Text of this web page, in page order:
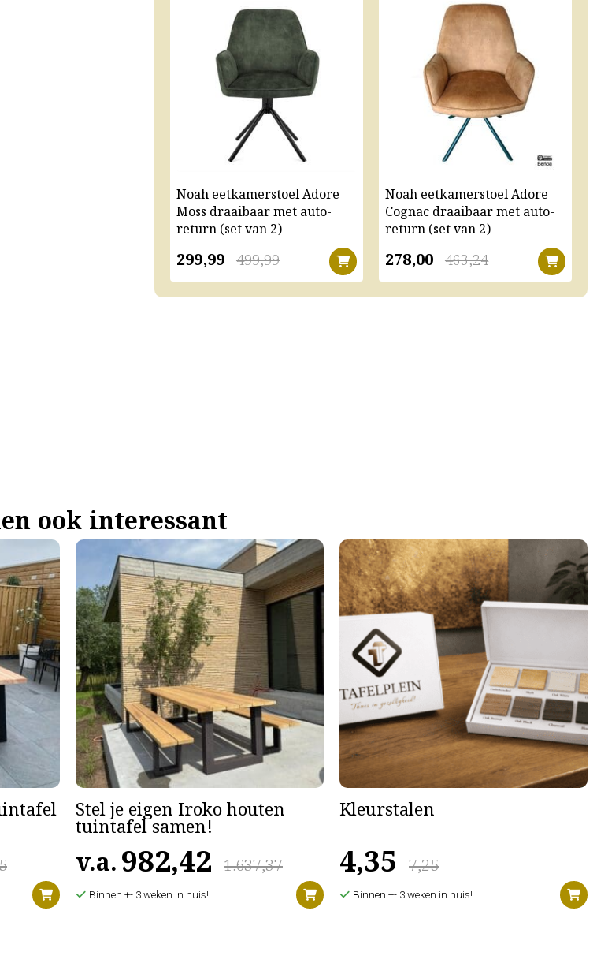
Noah eetkamerstoel Adore
Moss draaibaar met auto-
return (set van 2)
499,99
299,99
Noah eetkamerstoel Adore
Cognac draaibaar met auto-
return (set van 2)
463,24
278,00
ook interessant
Stel je eigen Iroko houten
tuintafel samen!
v.a. 1.637,37
982,42
Binnen +- 3 weken in huis!
Kleurstalen
7,25
4,35
Binnen +- 3 weken in huis!